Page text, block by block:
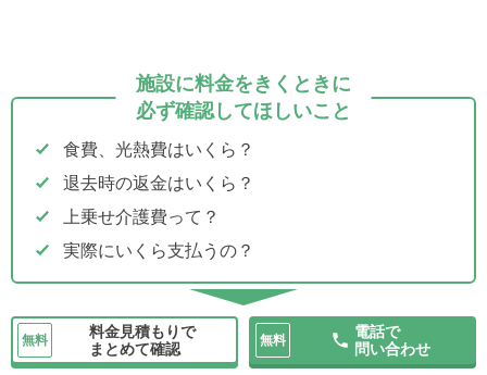
施設に料金をきくときに
必ず確認してほしいこと
食費、光熱費はいくら？
退去時の返金はいくら？
上乗せ介護費って？
実際にいくら支払うの？
無料
料金見積もりで
まとめて確認
無料
電話で
問い合わせ